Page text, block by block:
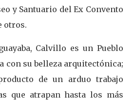
y Santuario del Ex Convento
otros.
Calvillo es un Pueblo
con su belleza arquitectónica;
de un arduo trabajo
que atrapan hasta los más